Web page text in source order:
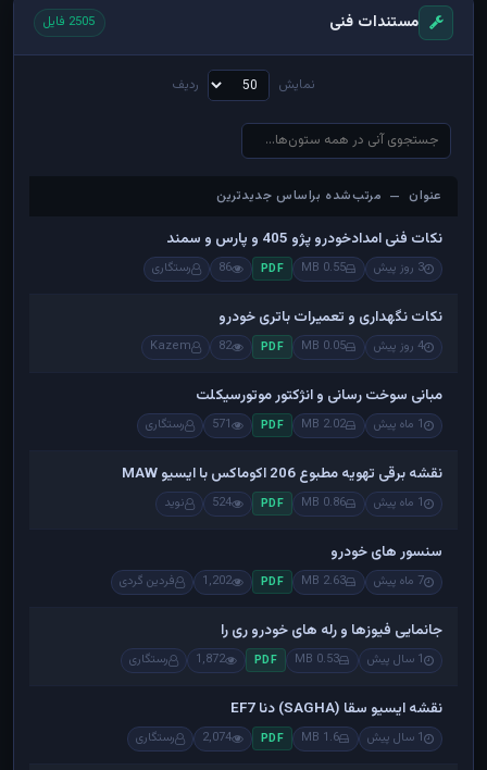
مستندات فنی 2505 فایل
نمایش ردیف
عنوان — مرتب‌شده براساس جدیدترین
عنوان — مرتب‌شده براساس جدیدترین
نکات فنی امدادخودرو پژو 405 و پارس و سمند
3 روز پیش 0.55 MB
PDF
86 رستگاری
نکات نگهداری و تعمیرات باتری خودرو
4 روز پیش 0.05 MB
PDF
82
Kazem
مبانی سوخت رسانی و انژکتور موتورسیکلت
1 ماه پیش 2.02 MB
PDF
571 رستگاری
نقشه برقی تهویه مطبوع 206 اکوماکس با ایسیو MAW
1 ماه پیش 0.86 MB
PDF
524 نوید
سنسور های خودرو
7 ماه پیش 2.63 MB
PDF
1,202 فردین گردی
جانمایی فیوزها و رله های خودرو ری را
1 سال پیش 0.53 MB
PDF
1,872 رستگاری
نقشه ایسیو سقا (SAGHA) دنا EF7
1 سال پیش 1.6 MB
PDF
2,074 رستگاری